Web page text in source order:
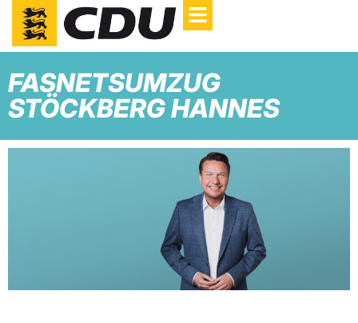
FASNETSUMZUG
STÖCKBERG HANNES